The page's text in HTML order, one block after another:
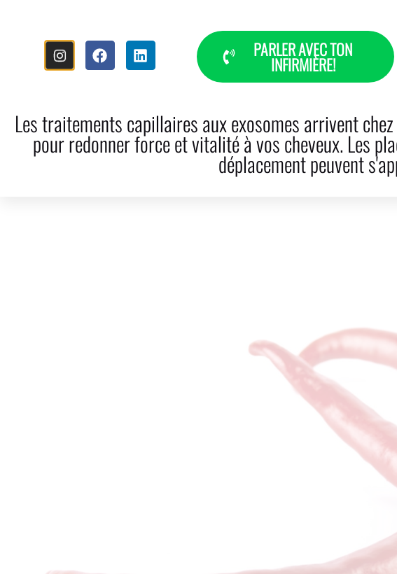
PARLER AVEC TON
INFIRMIÈRE!
Les traitements capillaires aux exosomes arrivent
pour redonner force et vitalité à vos cheveux. Les
déplacement peuvent